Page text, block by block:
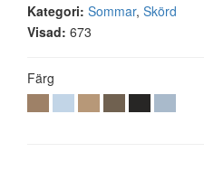
Kategori: Sommar, Skörd
Visad: 673
Färg